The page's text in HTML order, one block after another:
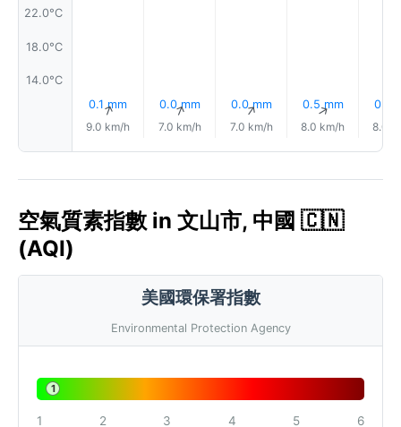
22.0°C
18.0°C
14.0°C
0.1 mm
↑
9.0 km/h
0.0 mm
↑
7.0 km/h
0.0 mm
↑
7.0 km/h
0.5 mm
↑
8.0 km/h
0.2
8.0
空氣質素指數 in 文山市, 中國 🇨🇳
(AQI)
美國環保署指數
Environmental Protection Agency
1
1 2 3 4 5 6